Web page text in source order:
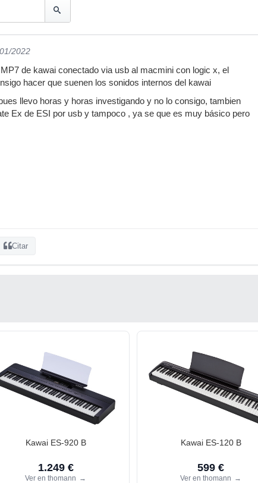
2022
de kawai conectado via usb al macmini con logic x, el
hacer que suenen los sonidos internos del kawai
llevo horas y horas investigando y no lo consigo, tambien
Ex de ESI por usb y tampoco , ya se que es muy básico pero
Citar
Kawai ES-920 B
1.249 €
Ver en thomann →
Kawai ES-120 B
599 €
Ver en thomann →